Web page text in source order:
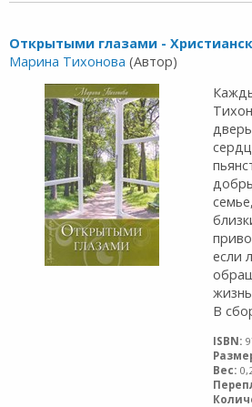
Открытыми глазами -
Марина Тихонова (Автор)
если
В
ISBN:
Вес: